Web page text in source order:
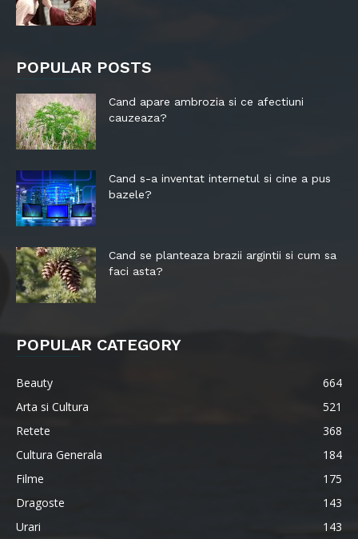
POPULAR POSTS
Cand apare ambrozia si ce afectiuni
cauzeaza?
Cand s-a inventat internetul si cine a pus
bazele?
Cand se planteaza brazii argintii si cum sa
faci asta?
POPULAR CATEGORY
Beauty
664
Arta si Cultura
521
Retete
368
Cultura Generala
184
Filme
175
Dragoste
143
Urari
143